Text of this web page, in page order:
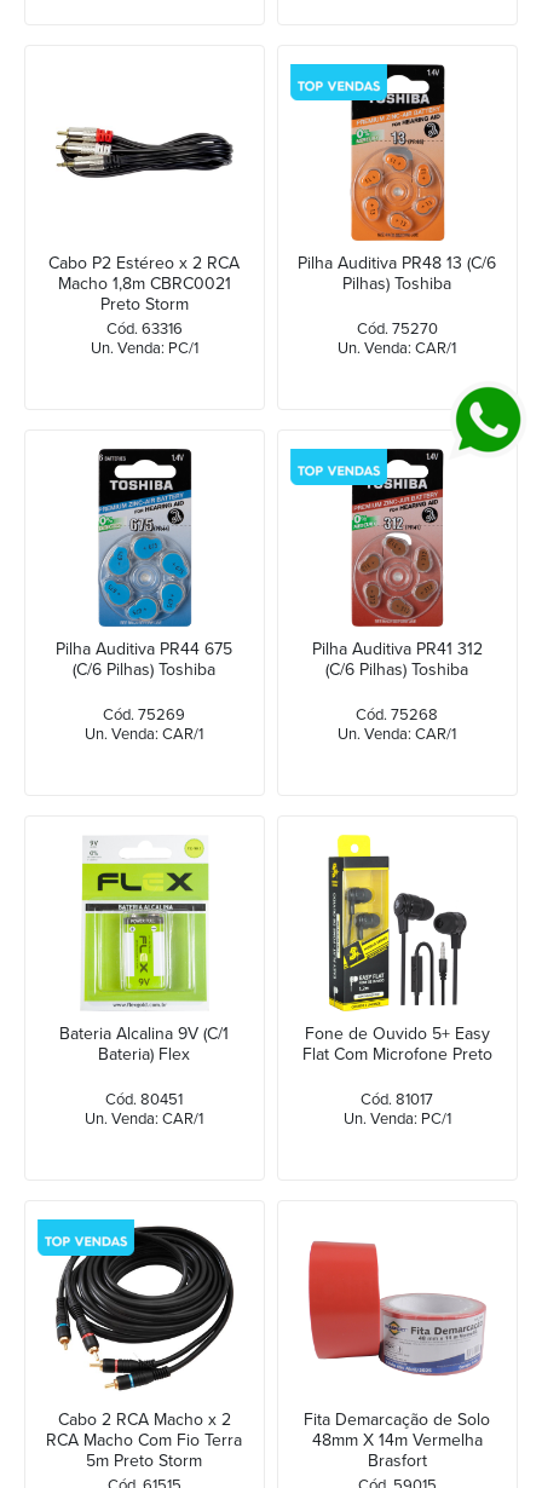
Cabo P2 Estéreo x 2 RCA
Macho 1,8m CBRC0021
Preto Storm
Cód. 63316
Un. Venda: PC/1
Pilha Auditiva PR48 13 (C/6
Pilhas) Toshiba
Cód. 75270
Un. Venda: CAR/1
Pilha Auditiva PR44 675
(C/6 Pilhas) Toshiba
Cód. 75269
Un. Venda: CAR/1
Pilha Auditiva PR41 312
(C/6 Pilhas) Toshiba
Cód. 75268
Un. Venda: CAR/1
Bateria Alcalina 9V (C/1
Bateria) Flex
Cód. 80451
Un. Venda: CAR/1
Fone de Ouvido 5+ Easy
Flat Com Microfone Preto
Cód. 81017
Un. Venda: PC/1
Cabo 2 RCA Macho x 2
RCA Macho Com Fio Terra
5m Preto Storm
Fita Demarcação de Solo
48mm X 14m Vermelha
Brasfort